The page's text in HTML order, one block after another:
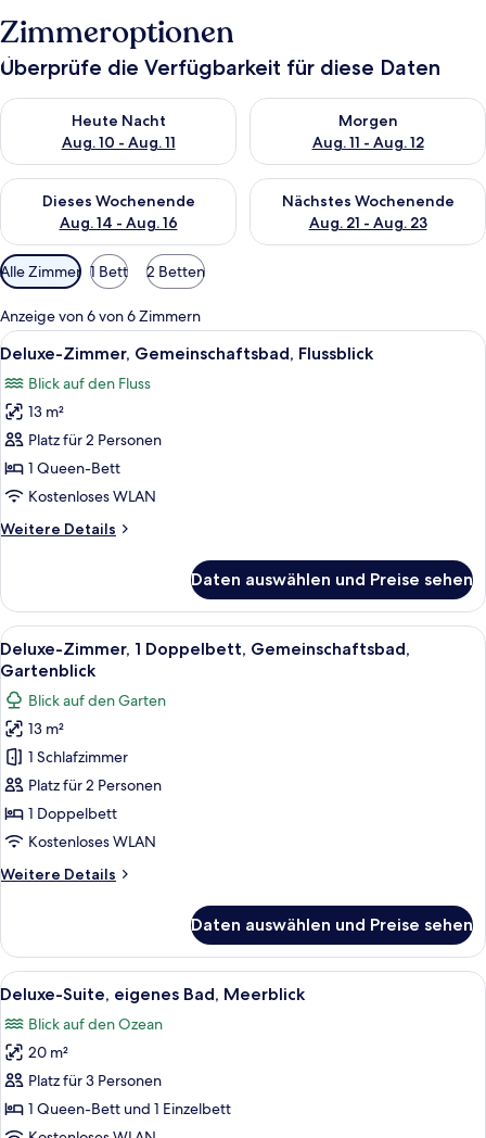
Zimmeroptionen
Überprüfe die Verfügbarkeit für diese Daten
Heute Nacht
Aug. 10 - Aug. 11
Überprüfe die Verfügbarkeit für heute Nacht, Aug. 10 - Aug.
Morgen
Aug. 11 - Aug. 12
Überprüfe die Verfügbarkeit
Dieses Wochenende
Aug. 14 - Aug. 16
Überprüfe die Verfügbarkeit für dieses Wochenende, Aug. 14
Nächstes Wochenende
Aug. 21 - Aug. 23
Überprüfe die Verfügbarkeit
Verfügbare
Filter
für
Zimmer
Alle Zimmer 1 Bett 2 Betten
Anzeige von 6 von 6 Zimmern
Alle
Fotos
für
Deluxe-
Zimmer,
Gemeinschaftsbad,
Flussblick
Deluxe-Zimmer, Gemeinschaftsbad,
6
Deluxe-Zimmer, Gemeinschaftsbad, Flussblick
Blick auf den Fluss
13 m²
Platz für 2 Personen
1 Queen-Bett
Kostenloses WLAN
Weitere Details
Weitere
Zimmer,
Gemeinschaftsbad,
Flussblick
Daten auswählen und Preise sehen
Alle
Fotos
für
Deluxe-
Zimmer,
Doppelbett,
Gemeinschaftsbad,
Gartenblick
Deluxe-Zimmer, 1 Doppelbett,
4
Deluxe-Zimmer, 1 Doppelbett, Gemeinschaftsbad,
Gartenblick
Blick auf den Garten
13 m²
1 Schlafzimmer
Platz für 2 Personen
1 Doppelbett
Kostenloses WLAN
Weitere Details
Weitere
Zimmer,
Doppelbett,
Gemeinschaftsbad,
Gartenblick
Daten auswählen und Preise sehen
Alle
Fotos
für
Deluxe-
Suite,
eigenes
Bad,
Deluxe-Suite, eigenes Bad, Meerblick
5
Deluxe-Suite, eigenes Bad, Meerblick
Blick auf den Ozean
20 m²
Platz für 3 Personen
1 Queen-Bett und 1 Einzelbett